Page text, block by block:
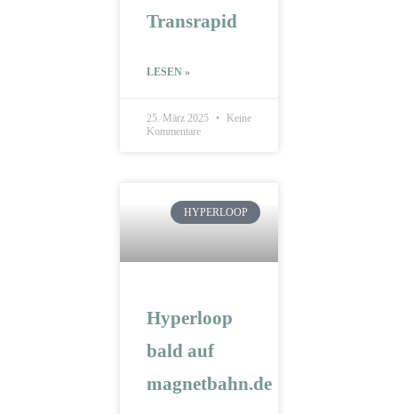
Transrapid
LESEN »
25. März 2025
Keine
Kommentare
HYPERLOOP
Hyperloop
bald auf
magnetbahn.de